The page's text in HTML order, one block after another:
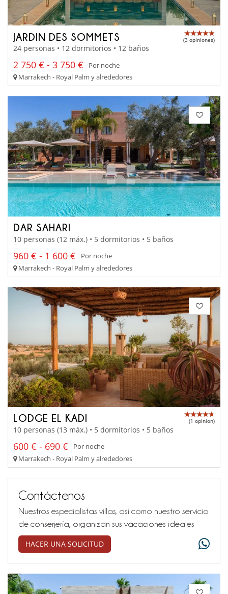
JARDIN DES SOMMETS (3 opiniones)
24 personas • 12 dormitorios • 12 baños
2 750 € - 3 750 €
Por noche
Marrakech - Royal Palm y alrededores
DAR SAHARI
10 personas (12 máx.) • 5 dormitorios • 5 baños
960 € - 1 600 €
Por noche
Marrakech - Royal Palm y alrededores
LODGE EL KADI (1 opinion)
10 personas (13 máx.) • 5 dormitorios • 5 baños
600 € - 690 €
Por noche
Marrakech - Royal Palm y alrededores
Contáctenos
Nuestros especialistas villas, así como nuestro servicio
de conserjería, organizan sus vacaciones ideales
HACER UNA SOLICITUD